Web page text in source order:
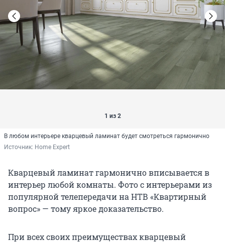
1 из 2
В любом интерьере кварцевый ламинат будет смотреться гармонично
Источник: Home Expert
Кварцевый ламинат гармонично вписывается в
интерьер любой комнаты. Фото с интерьерами из
популярной телепередачи на НТВ «Квартирный
вопрос» — тому яркое доказательство.
При всех своих преимуществах кварцевый